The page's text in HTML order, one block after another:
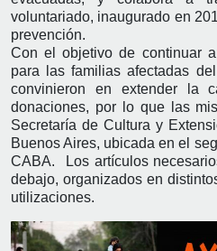
voluntariado, inaugurado en
prevención.
Con el objetivo de continuar
para las familias afectadas
convinieron en extender la
donaciones, por lo que las
Secretaría de Cultura y
Buenos Aires, ubicada en el
CABA. Los artículos
debajo, organizados en
utilizaciones.